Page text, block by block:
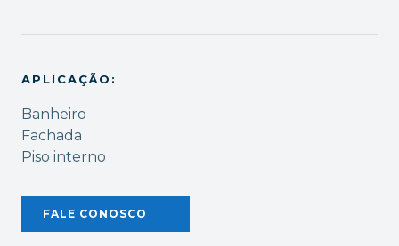
APLICAÇÃO:
Banheiro
Fachada
Piso interno
FALE CONOSCO